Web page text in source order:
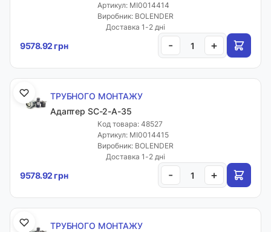
Артикул: MI0014414
Виробник: BOLENDER
Доставка 1-2 дні
9578.92 грн - +
ТРУБНОГО МОНТАЖУ
Адаптер SC-2-A-35
Код товара: 48527
Артикул: MI0014415
Виробник: BOLENDER
Доставка 1-2 дні
9578.92 грн - +
ТРУБНОГО МОНТАЖУ